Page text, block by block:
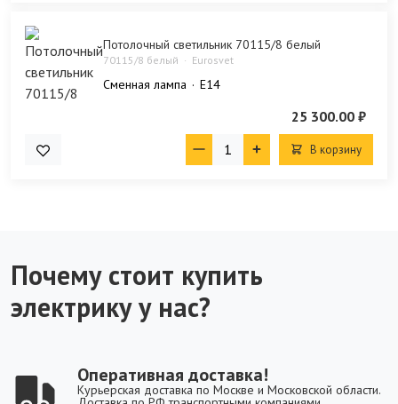
Потолочный светильник 70115/8 белый
70115/8 белый Eurosvet
Сменная лампа E14
25 300.00 ₽
В корзину
Почему стоит купить
электрику у нас?
Оперативная доставка!
Курьерская доставка по Москве и Московской области.